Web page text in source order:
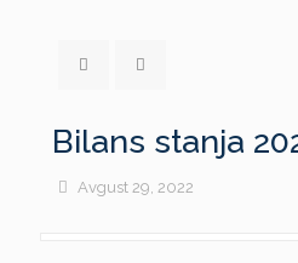
Bilans stanja
Avgust 29, 2022